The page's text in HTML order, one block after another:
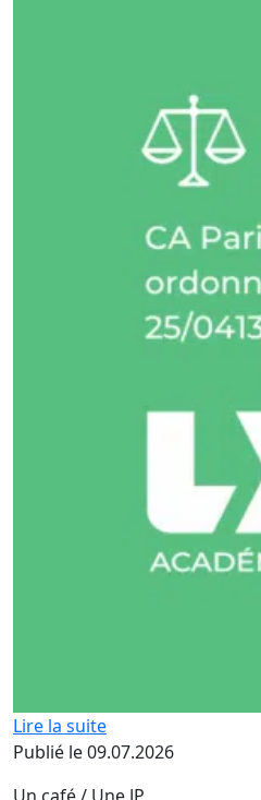
Lire la suite
Publié le 09.07.2026